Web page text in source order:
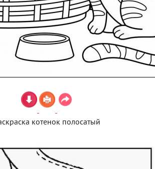
котенок полосатый